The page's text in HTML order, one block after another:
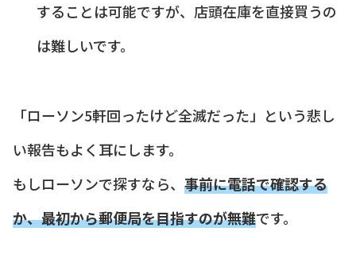
することは可能ですが、店頭在庫を直接買うの
は難しいです。
「ローソン5軒回ったけど全滅だった」という悲し
い報告もよく耳にします。
もしローソンで探すなら、 事前に電話で確認する
か、最初から郵便局を目指すのが無難です。